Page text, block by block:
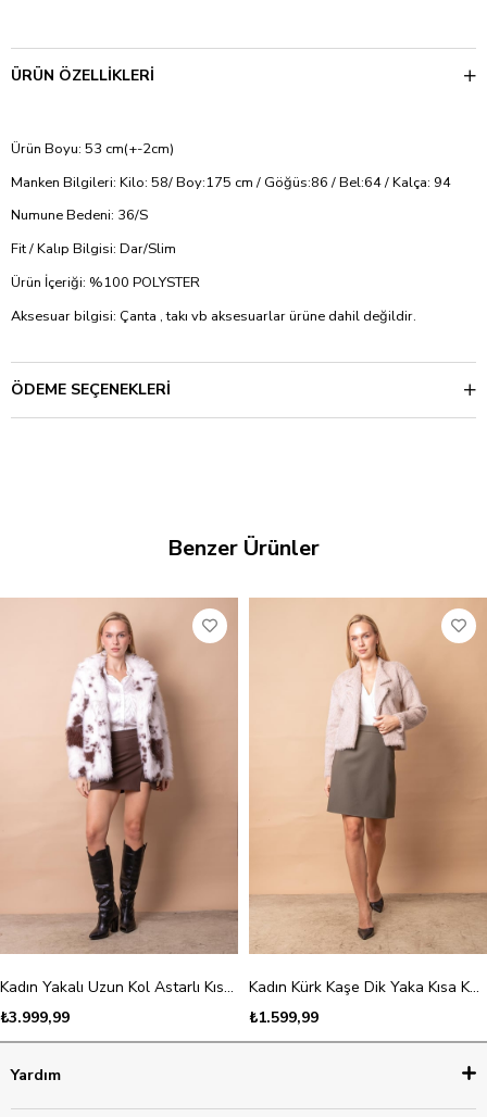
ÜRÜN ÖZELLIKLERI
Ürün Boyu: 53 cm(+-2cm)
Manken Bilgileri: Kilo: 58/ Boy:175 cm / Göğüs:86 / Bel:64 / Kalça: 94
Numune Bedeni: 36/S
Fit / Kalıp Bilgisi: Dar/Slim
Ürün İçeriği: %100 POLYSTER
Aksesuar bilgisi: Çanta , takı vb aksesuarlar ürüne dahil değildir.
ÖDEME SEÇENEKLERI
Benzer Ürünler
Kadın Yakalı Uzun Kol Astarlı Kısa Kaban-Kahve Dalmaçyalı
₺3.999,99
Kadın Kürk Kaşe Dik Yaka Kısa Kaban-Kum
₺1.599,99
Yardım